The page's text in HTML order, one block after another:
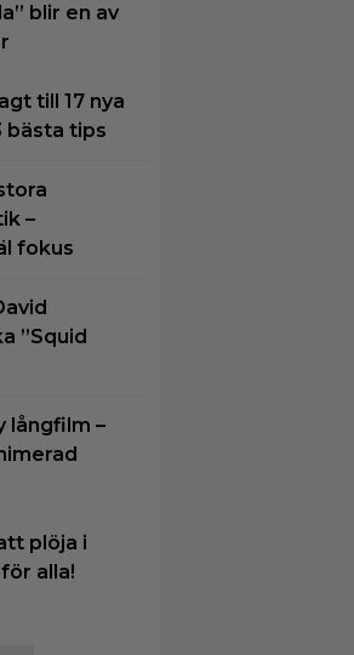
blir en av
till 17 nya
bästa tips
–
fokus
”Squid
långfilm –
plöja i
alla!